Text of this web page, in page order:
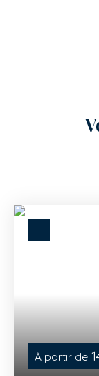
À partir de